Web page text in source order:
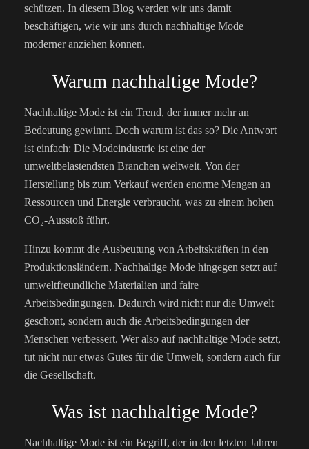
schützen. In diesem Blog werden wir uns damit
beschäftigen, wie wir uns durch nachhaltige Mode
moderner anziehen können.
Warum nachhaltige Mode?
Nachhaltige Mode ist ein Trend, der immer mehr an
Bedeutung gewinnt. Doch warum ist das so? Die Antwort
ist einfach: Die Modeindustrie ist eine der
umweltbelastendsten Branchen weltweit. Von der
Herstellung bis zum Verkauf werden enorme Mengen an
Ressourcen und Energie verbraucht, was zu einem hohen
CO₂-Ausstoß führt.
Hinzu kommt die Ausbeutung von Arbeitskräften in den
Produktionsländern. Nachhaltige Mode hingegen setzt auf
umweltfreundliche Materialien und faire
Arbeitsbedingungen. Dadurch wird nicht nur die Umwelt
geschont, sondern auch die Arbeitsbedingungen der
Menschen verbessert. Wer also auf nachhaltige Mode setzt,
tut nicht nur etwas Gutes für die Umwelt, sondern auch für
die Gesellschaft.
Was ist nachhaltige Mode?
Nachhaltige Mode ist ein Begriff, der in den letzten Jahren